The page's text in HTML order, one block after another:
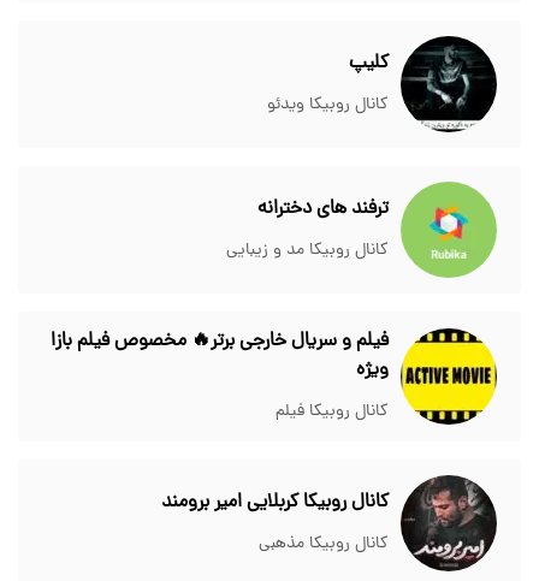
کلیپ
کانال روبیکا ویدئو
ترفند های دخترانه
کانال روبیکا مد و زیبایی
فیلم و سریال خارجی برتر🔥 مخصوص فیلم بازا
ویژه
کانال روبیکا فیلم
کانال روبیکا کربلایی امیر برومند
کانال روبیکا مذهبی